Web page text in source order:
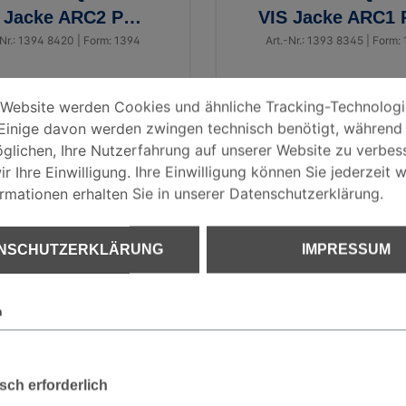
ARC2 PSA
3
1394 8420 | Form: 1394
€ 519,63
VIS Jacke ARC1
3
Art.-Nr.: 1393 8345 | Form:
€ 420,15
werden Cookies und ähnliche Tracking-
werden Cookies und ähnliche Tracking-
davon werden zwingen technisch benötigt, während
Ihre Nutzerfahrung auf unserer Website zu
Ihre Einwilligung. Ihre Einwilligung können Sie jederzeit
erhalten Sie in unserer Datenschutzerklärung.
IMPRESSUM
erforderlich